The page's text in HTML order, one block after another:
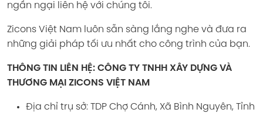
ngần ngại liên hệ với chúng tôi.
Zicons Việt Nam luôn sẵn sàng lắng nghe và đưa ra
những giải pháp tối ưu nhất cho công trình của bạn.
THÔNG TIN LIÊN HỆ: CÔNG TY TNHH XÂY DỰNG VÀ
THƯƠNG MẠI ZICONS VIỆT NAM
Địa chỉ trụ sở: TDP Chợ Cánh, Xã Bình Nguyên, Tỉnh